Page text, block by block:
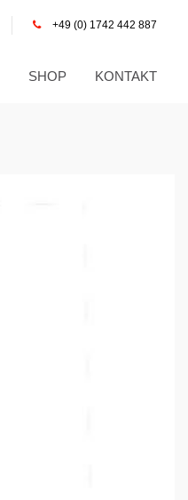
+49 (0) 1742 442 887
SHOP KONTAKT